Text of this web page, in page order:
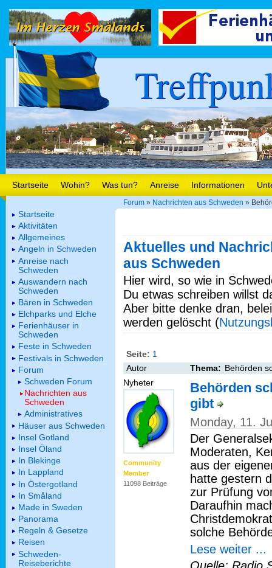
Startseite Wohin? Was tun? Anreise Informationen
Forum » Nachrichten aus Schweden »
Aktuelles und
aus Schweden
Hier wird, so wie in
Du etwas schreiben willst
Aber bitte denke dran,
werden gelöscht (
Seite: 1
Autor
Thema: Behörden
Nyheter
Community
Member
11098 Beiträge
Behörden
gibt
Monday, 11.
Der
Moderaten,
aus der
hatte gestern
zur Prüfung
Daraufhin
solche
Lese weiter ...
Startseite
Aktivitäten
Allgemeines
Angeln in Schweden
Anreise nach
Schweden
Auswandern nach
Schweden
Bären in Schweden
Elchparks und Elche
Ferienhäuser in
Schweden
Feste in Schweden
Festivals in Schweden
Forum
Schweden Forum
Nachrichten aus
Schweden
Administratives
Häuser aus Schweden
Insel Gotland
Insel Öland
In Blekinge
In Lappland
In Östergotland
In Småland
Made in Sweden
Panorama
Regeln & Gesetze
Reisen
Schweden-
Reiseberichte